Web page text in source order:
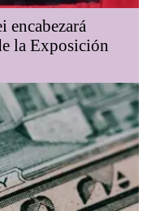
encabezará
la Exposición